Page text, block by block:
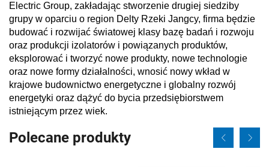
Electric Group, zakładając stworzenie drugiej siedziby
grupy w oparciu o region Delty Rzeki Jangcy, firma będzie
budować i rozwijać światowej klasy bazę badań i rozwoju
oraz produkcji izolatorów i powiązanych produktów,
eksplorować i tworzyć nowe produkty, nowe technologie
oraz nowe formy działalności, wnosić nowy wkład w
krajowe budownictwo energetyczne i globalny rozwój
energetyki oraz dążyć do bycia przedsiębiorstwem
istniejącym przez wiek.
Polecane produkty